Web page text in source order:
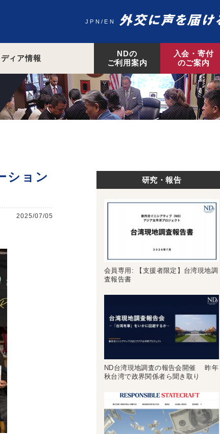
JPN EN
ディア情報
NDの
ご利用案内
入会・寄付
のご案内
ション
2025/07/05
研究・報告
会員専用: 【支援者限定】台湾現地調
査報告書
ND台湾現地調査の報告会開催 昨年
秋台湾で政界関係者ら聞き取り